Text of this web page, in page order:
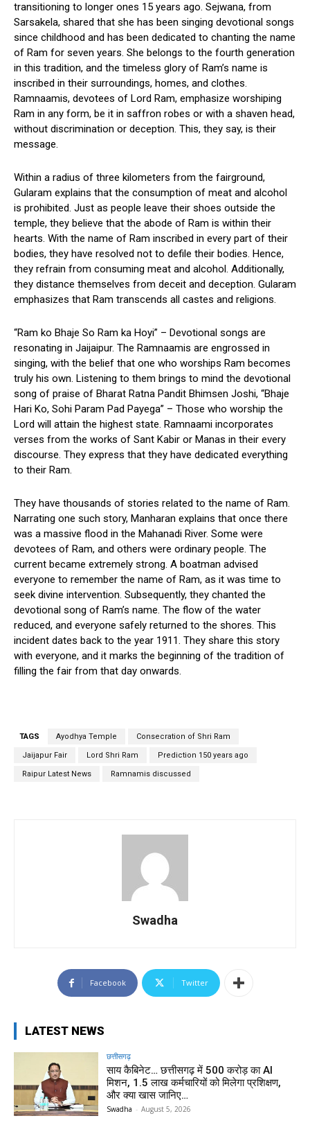
transitioning to longer ones 15 years ago. Sejwana, from
Sarsakela, shared that she has been singing devotional songs
since childhood and has been dedicated to chanting the name
of Ram for seven years. She belongs to the fourth generation
in this tradition, and the timeless glory of Ram’s name is
inscribed in their surroundings, homes, and clothes.
Ramnaamis, devotees of Lord Ram, emphasize worshiping
Ram in any form, be it in saffron robes or with a shaven head,
without discrimination or deception. This, they say, is their
message.
Within a radius of three kilometers from the fairground,
Gularam explains that the consumption of meat and alcohol
is prohibited. Just as people leave their shoes outside the
temple, they believe that the abode of Ram is within their
hearts. With the name of Ram inscribed in every part of their
bodies, they have resolved not to defile their bodies. Hence,
they refrain from consuming meat and alcohol. Additionally,
they distance themselves from deceit and deception. Gularam
emphasizes that Ram transcends all castes and religions.
“Ram ko Bhaje So Ram ka Hoyi” – Devotional songs are
resonating in Jaijaipur. The Ramnaamis are engrossed in
singing, with the belief that one who worships Ram becomes
truly his own. Listening to them brings to mind the devotional
song of praise of Bharat Ratna Pandit Bhimsen Joshi, “Bhaje
Hari Ko, Sohi Param Pad Payega” – Those who worship the
Lord will attain the highest state. Ramnaami incorporates
verses from the works of Sant Kabir or Manas in their every
discourse. They express that they have dedicated everything
to their Ram.
They have thousands of stories related to the name of Ram.
Narrating one such story, Manharan explains that once there
was a massive flood in the Mahanadi River. Some were
devotees of Ram, and others were ordinary people. The
current became extremely strong. A boatman advised
everyone to remember the name of Ram, as it was time to
seek divine intervention. Subsequently, they chanted the
devotional song of Ram’s name. The flow of the water
reduced, and everyone safely returned to the shores. This
incident dates back to the year 1911. They share this story
with everyone, and it marks the beginning of the tradition of
filling the fair from that day onwards.
TAGS Ayodhya Temple Consecration of Shri Ram
Jaijapur Fair Lord Shri Ram Prediction 150 years ago
Raipur Latest News Ramnamis discussed
Swadha
Facebook Twitter
LATEST NEWS
छत्तीसगढ़
साय कैबिनेट… छत्तीसगढ़ में 500 करोड़ का AI
मिशन, 1.5 लाख कर्मचारियों को मिलेगा प्रशिक्षण,
और क्या खास जानिए…
Swadha - August 5, 2026